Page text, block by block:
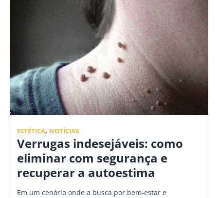
ESTÉTICA, NOTÍCIAS
Verrugas indesejáveis: como
eliminar com segurança e
recuperar a autoestima
Em um cenário onde a busca por bem-estar e